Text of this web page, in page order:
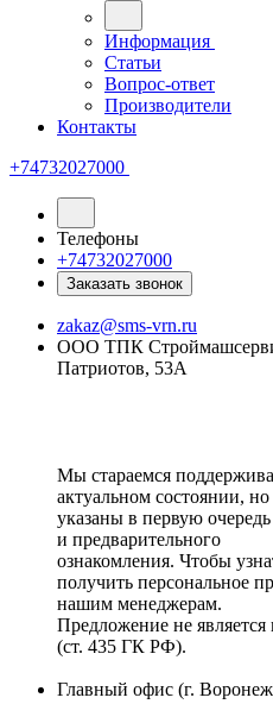
Информация
Статьи
Вопрос-ответ
Производители
Контакты
+74732027000
Телефоны
+74732027000
Заказать звонок
zakaz@sms-vrn.ru
ООО ТПК
Патриотов, 53А
Мы стараемся
актуальном состоянии,
указаны в первую
и предварительного
ознакомления. Чтобы
получить персональное
нашим менеджерам.
Предложение не
(ст. 435 ГК РФ).
Главный офис (г.